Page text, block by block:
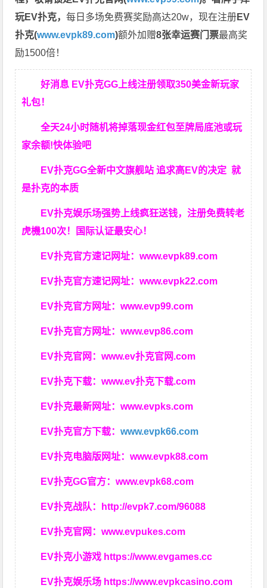
玩EV扑克，每日多场免费赛奖励高达20w，现在注册EV
扑克(www.evpk89.com)额外加赠8张幸运赛门票最高奖
励1500倍！
好消息 EV扑克GG上线注册领取350美金新玩家
礼包！
全天24小时随机将掉落现金红包至牌局底池或玩
家余额!快体验吧
EV扑克GG全新中文旗舰站 追求高EV的决定就
是扑克的本质
EV扑克娱乐场强势上线疯狂送钱，注册免费转老
虎機100次！国际认证最安心！
EV扑克官方速记网址：www.evpk89.com
EV扑克官方速记网址：www.evpk22.com
EV扑克官方网址：www.evp99.com
EV扑克官方网址：www.evp86.com
EV扑克官网：www.ev扑克官网.com
EV扑克下载：www.ev扑克下载.com
EV扑克最新网址：www.evpks.com
EV扑克官方下载：www.evpk66.com
EV扑克电脑版网址：www.evpk88.com
EV扑克GG官方：www.evpk68.com
EV扑克战队： http://evpk7.com/96088
EV扑克官网：www.evpukes.com
EV扑克小游戏 https://www.evgames.cc
EV扑克娱乐场 https://www.evpkcasino.com